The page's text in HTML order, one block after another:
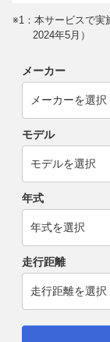
※1：本サービスで実
2024年5月）
メーカー
モデル
年式
走行距離